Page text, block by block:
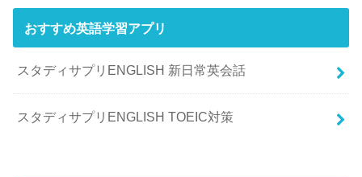
おすすめ英語学習アプリ
スタディサプリENGLISH 新日常英会話
スタディサプリENGLISH TOEIC対策